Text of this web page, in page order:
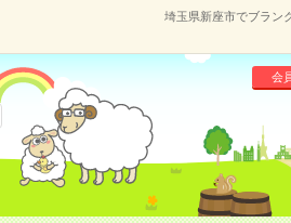
埼玉県新座市でブラン
会